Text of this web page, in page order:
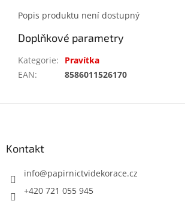
Popis produktu není dostupný
Doplňkové parametry
Kategorie:
Pravítka
EAN: 8586011526170
Kontakt
info@papirnictvidekorace.cz
+420 721 055 945